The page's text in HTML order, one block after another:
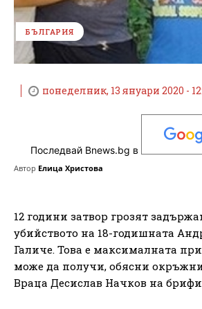
БЪЛГАРИЯ
понеделник, 13 януари 2020 -
Последвай Bnews.bg в
Автор Елица Христова
12 години затвор грозят
убийството на 18-годишната
Галиче. Това е максималната
може да получи, обясни
Враца Десислав Начков на